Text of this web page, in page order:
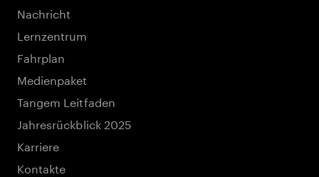
Nachricht
Lernzentrum
Fahrplan
Medienpaket
Tangem Leitfaden
Jahresrückblick 2025
Karriere
Kontakte